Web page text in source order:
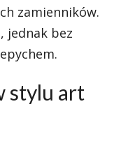
zamienników.
jednak bez
stylu art